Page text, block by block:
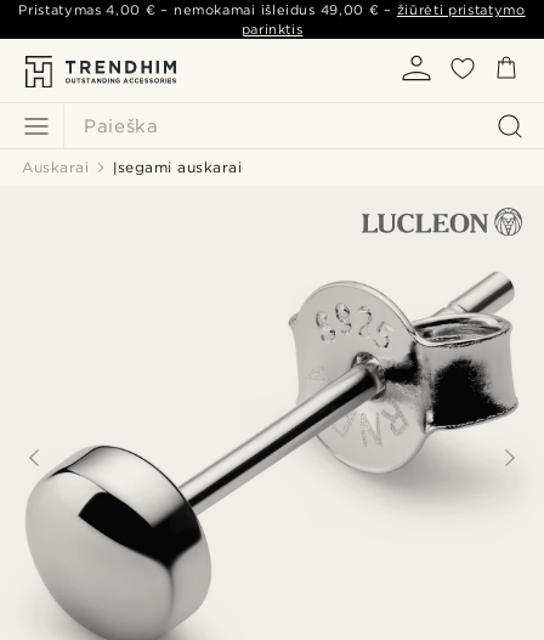
Paieška
Pristatymas4,00 € – nemokamai išleidus 49,00 € – žiūrėti pristatymo
parinktis
Auskarai Įsegami auskarai